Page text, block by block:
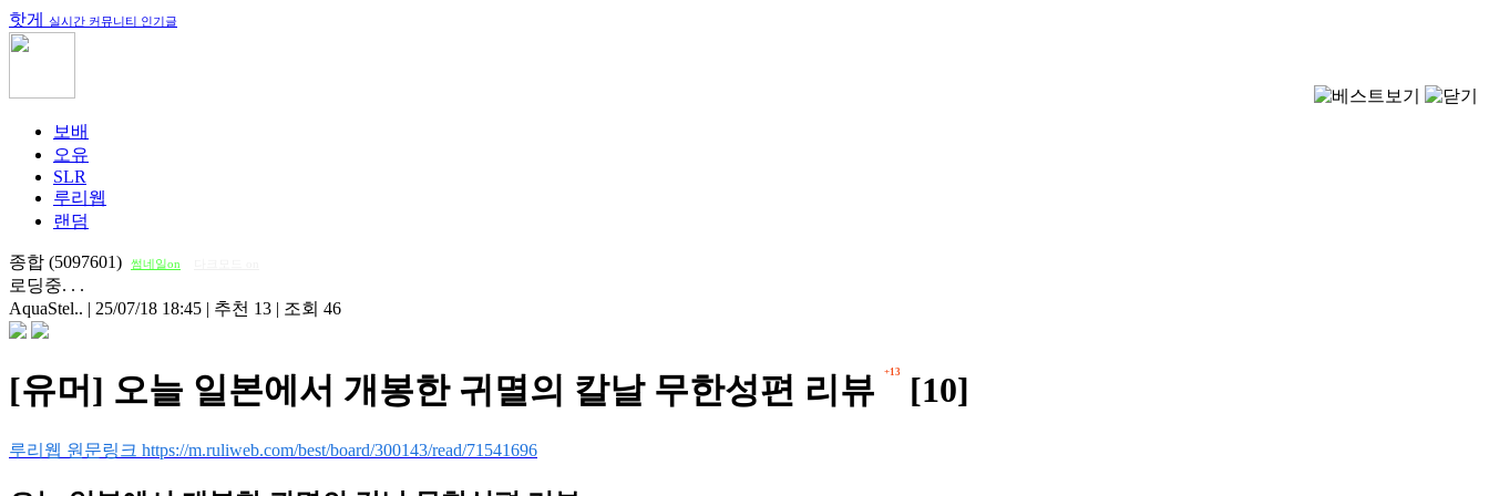
핫게 실시간 커뮤니티 인기글
보배
오유
SLR
루리웹
랜덤
종합 (5097601) 썸네일on
로딩중. . .
AquaStel.. | 25/07/18 18:45 | 추천 13 | 조회 46
[유머] 오늘 일본에서 개봉한 귀멸의 칼날 무한성편 리뷰 +13 [10]
루리웹 원문링크 https://m.ruliweb.com/best/board/300143/read/71541696